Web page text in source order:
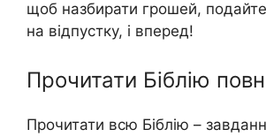
щоб назбирати грошей,
на відпустку, і вперед!
Прочитати Біблію
Прочитати всю Біблію –